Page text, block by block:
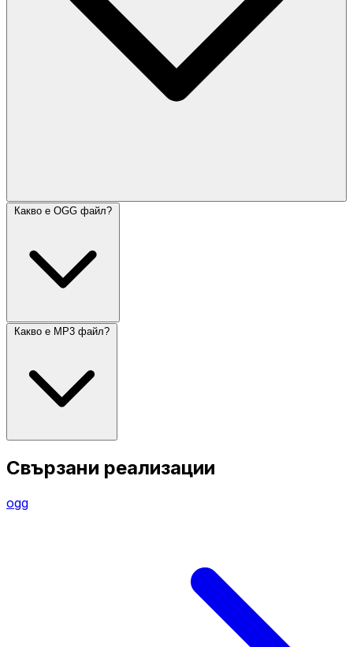
Какво е OGG файл?
Какво е MP3 файл?
Свързани реализации
ogg